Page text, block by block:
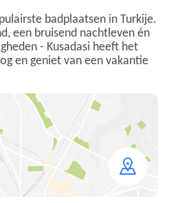
badplaatsen in Turkije.
een bruisend nachtleven én
- Kusadasi heeft het
en geniet van een vakantie
map